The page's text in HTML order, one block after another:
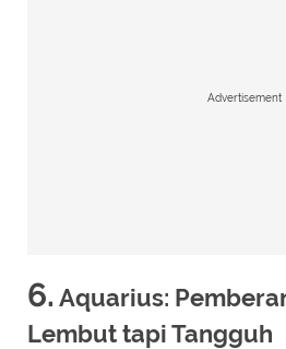
Advertisement
6. Aquarius:
Lembut tapi Tangguh